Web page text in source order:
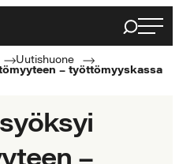
Haku
Uutishuone
– työttömyyskassa